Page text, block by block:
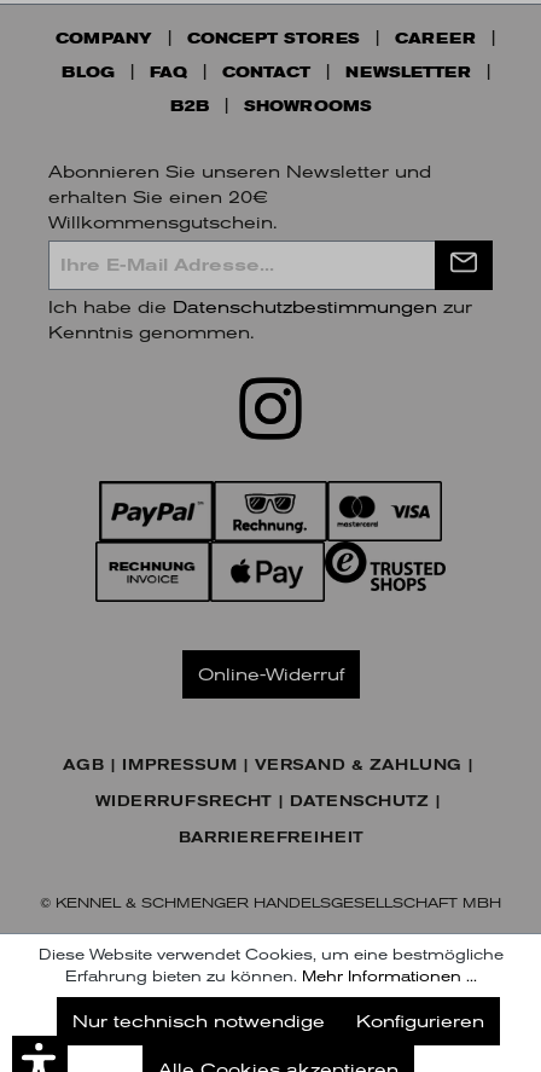
COMPANY CONCEPT STORES
CAREER
BLOG
FAQ CONTACT
NEWSLETTER
B2B
SHOWROOMS
Abonnieren Sie unseren Newsletter und
erhalten Sie einen 20€
Willkommensgutschein.
Ich habe die Datenschutzbestimmungen zur
Kenntnis genommen.
Online-Widerruf
AGB IMPRESSUM VERSAND & ZAHLUNG
WIDERRUFSRECHT DATENSCHUTZ
BARRIEREFREIHEIT
© KENNEL & SCHMENGER HANDELSGESELLSCHAFT MBH
Diese Website verwendet Cookies, um eine bestmögliche
Erfahrung bieten zu können. Mehr Informationen ...
Nur technisch notwendige Konfigurieren